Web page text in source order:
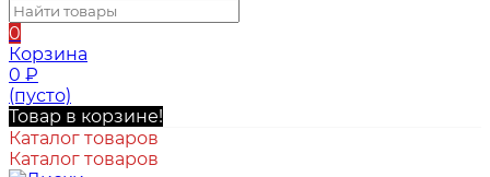
0
Корзина
0 ₽
(пусто)
Товар в корзине!
Каталог товаров
Каталог товаров